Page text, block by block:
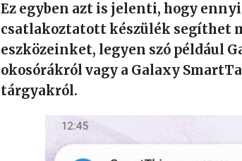
Ez egyben azt is jelenti, hogy
csatlakoztatott készülék segíthet
eszközeinket, legyen szó például
okosórákról vagy a Galaxy
tárgyakról.